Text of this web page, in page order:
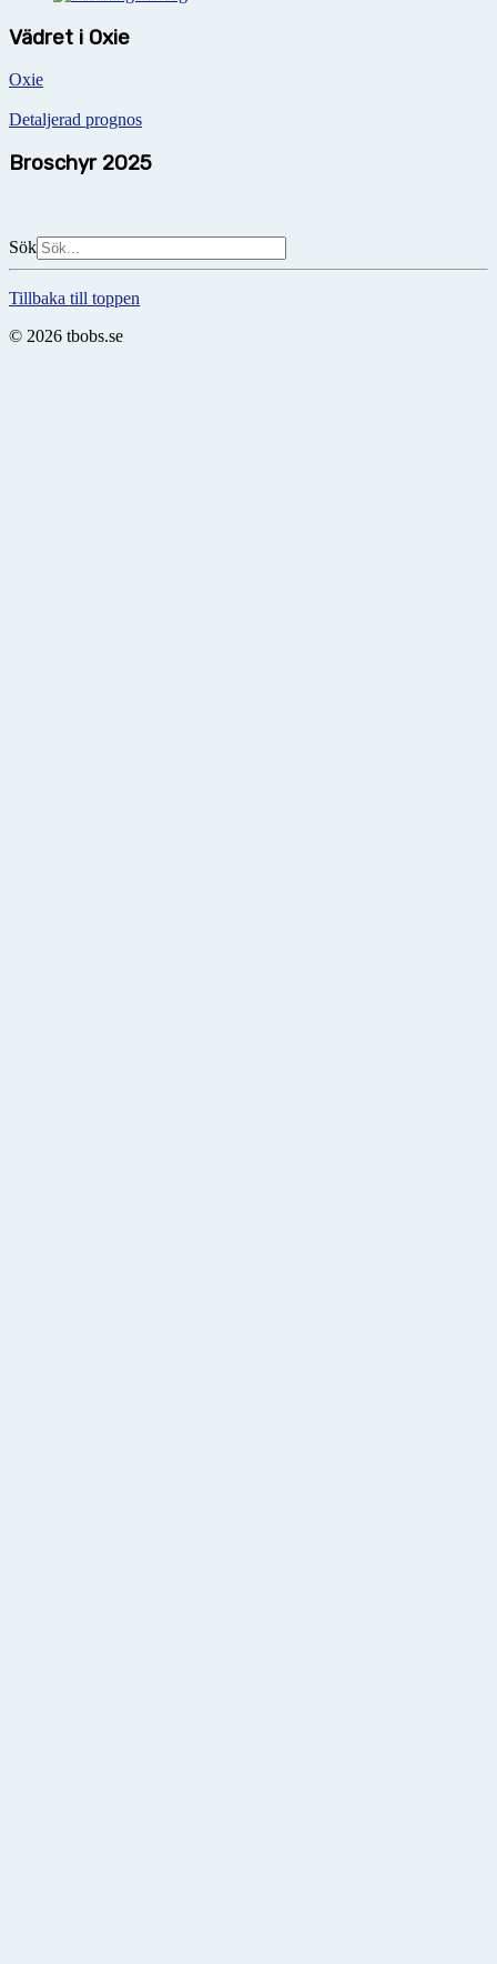
Vädret i Oxie
Oxie
Detaljerad prognos
Broschyr 2025
Sök
Tillbaka till toppen
© 2026 tbobs.se